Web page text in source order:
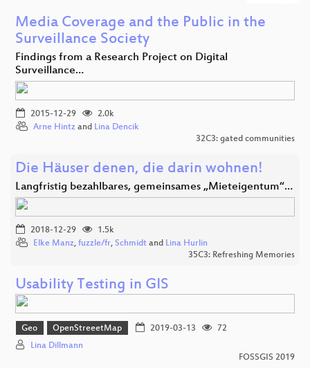
Media Coverage and the Public in the
Surveillance Society
Findings from a Research Project on Digital
Surveillance…
2015-12-29
2.0k
Arne Hintz and Lina Dencik
32C3: gated communities
Die Häuser denen, die darin wohnen!
Langfristig bezahlbares, gemeinsames „Mieteigentum“…
2018-12-29
1.5k
Elke Manz, fuzzle/fr, Schmidt and Lina Hurlin
35C3: Refreshing Memories
Usability Testing in GIS
Geo OpenStreeetMap 2019-03-13
72
Lina Dillmann
FOSSGIS 2019